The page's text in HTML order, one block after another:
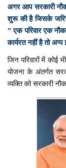
अगर आप सरकारी
शुरू की है जिसके
” एक परिवार एक
कार्यरत नहीं है तो
जिन परिवारों में कोई
योजना के अंतर्गत
व्यक्ति को सरकारी